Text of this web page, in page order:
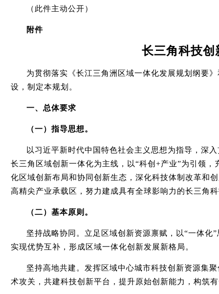
（此件主动公开）
附件
长三角科技创
为贯彻落实《长江三角洲区域一体化发展规划纲要
设，制定本规划。
一、总体要求
（一）指导思想。
以习近平新时代中国特色社会主义思想为指导，深
长三角区域创新一体化为主线，以“科创+产业”为引领
化区域创新布局和协同创新生态，深化科技体制改革和
高精尖产业承载区，努力建成具有全球影响力的长三角
（二）基本原则。
坚持战略协同。立足区域创新资源禀赋，以“一体
实现优势互补，形成区域一体化创新发展新格局。
坚持高地共建。发挥区域中心城市科技创新资源集
术攻关，共建科技创新平台，提升原始创新能力，构筑